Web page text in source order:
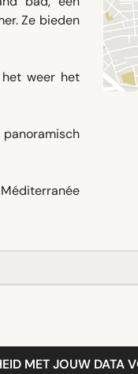
Ze bieden
weer het
MET JOUW DATA